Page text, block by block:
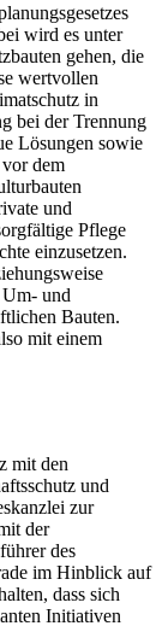
wird es unter
gehen, die
wertvollen
in
bei der Trennung
Lösungen sowie
dem
und
Pflege
einzusetzen.
und
Bauten.
mit einem
mit den
und
zur
der
des
im Hinblick auf
dass sich
Initiativen